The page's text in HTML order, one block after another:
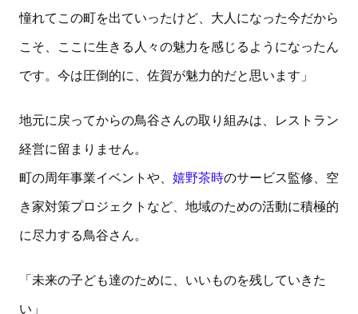
憧れてこの町を出ていったけど、大人になった今だから
こそ、ここに生きる人々の魅力を感じるようになったん
です。今は圧倒的に、佐賀が魅力的だと思います」
地元に戻ってからの鳥谷さんの取り組みは、レストラン
経営に留まりません。
町の周年事業イベントや、 嬉野茶時のサービス監修、空
き家対策プロジェクトなど、地域のための活動に積極的
に尽力する鳥谷さん。
「未来の子ども達のために、いいものを残していきた
い」